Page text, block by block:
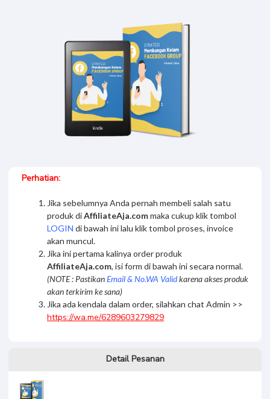
Perhatian:
Jika sebelumnya Anda pernah membeli salah satu
produk diAffiliateAja.commaka cukup klik tombol
LOGIN di bawah ini lalu klik tombol proses, invoice
akan muncul.
Jika ini pertama kalinya order produk
AffiliateAja.com, isi form di bawah ini secara normal.
(NOTE : PastikanEmail & No.WA Validkarena akses produk
akan terkirim ke sana)
Jika ada kendala dalam order, silahkan chat Admin >>
https://wa.me/6289603279829
Detail Pesanan
[100%] Ebook
Membangun Kolam Grup FB